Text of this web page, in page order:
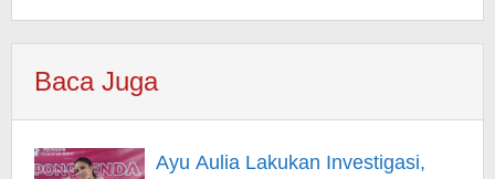
Baca Juga
Ayu Aulia Lakukan Investigasi,